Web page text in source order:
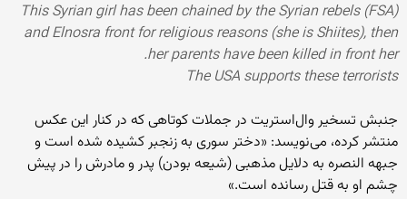
This Syrian girl has been chained by the Syrian rebels (FSA)
and Elnosra front for religious reasons (she is Shiites), then
her parents have been killed in front her.
The USA supports these terrorists
جنبش تسخیر وال‌استریت در جملات کوتاهی که در کنار این عکس
منتشر کرده، می‌نویسد: «دختر سوری به زنجبر کشیده شده است و
جبهه النصره به دلایل مذهبی (شیعه بودن) پدر و مادرش را در پیش
چشم او به قتل رسانده است.»